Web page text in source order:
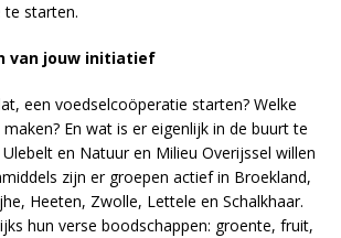
te starten.
van jouw initiatief
een voedselcoöperatie starten? Welke
En wat is er eigenlijk in de buurt te
en Natuur en Milieu Overijssel willen
zijn er groepen actief in Broekland,
Heeten, Zwolle, Lettele en Schalkhaar.
hun verse boodschappen: groente, fruit,